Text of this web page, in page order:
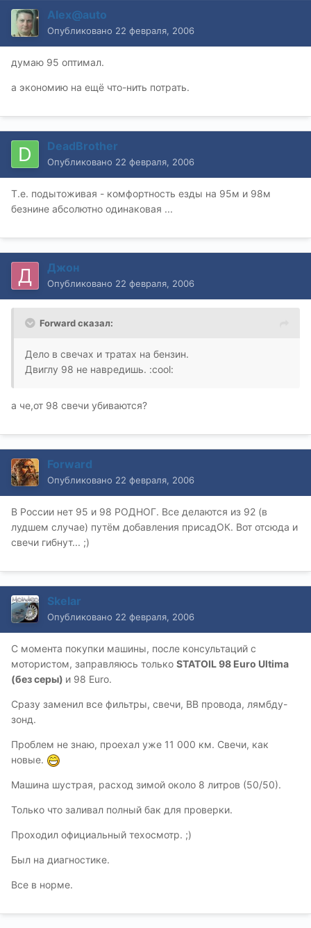
Alex@auto
Опубликовано 22 февраля, 2006
думаю 95 оптимал.
а экономию на ещё что-нить потрать.
DeadBrother
Опубликовано 22 февраля, 2006
Т.е. подытоживая - комфортность езды на 95м и 98м
безнине абсолютно одинаковая ...
Джон
Опубликовано 22 февраля, 2006
Forward сказал:
Дело в свечах и тратах на бензин.
Двиглу 98 не навредишь. :cool:
а че,от 98 свечи убиваются?
Forward
Опубликовано 22 февраля, 2006
В России нет 95 и 98 РОДНОГ. Все делаются из 92 (в
лудшем случае) путём добавления присадОК. Вот отсюда и
свечи гибнут... ;)
Skelar
Опубликовано 22 февраля, 2006
С момента покупки машины, после консультаций с
мотористом, заправляюсь только STATOIL 98 Euro Ultima
(без серы) и 98 Euro.
Сразу заменил все фильтры, свечи, ВВ провода, лямбду-
зонд.
Проблем не знаю, проехал уже 11 000 км. Свечи, как
новые.
Машина шустрая, расход зимой около 8 литров (50/50).
Только что заливал полный бак для проверки.
Проходил официальный техосмотр. ;)
Был на диагностике.
Все в норме.